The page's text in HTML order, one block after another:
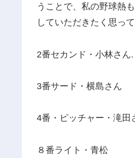
うことで、私の野球熱
していただきたく思っ
2番セカンド・小林さん.
3番サード・横島さん
4番・ピッチャー・滝田
８番ライト・青松